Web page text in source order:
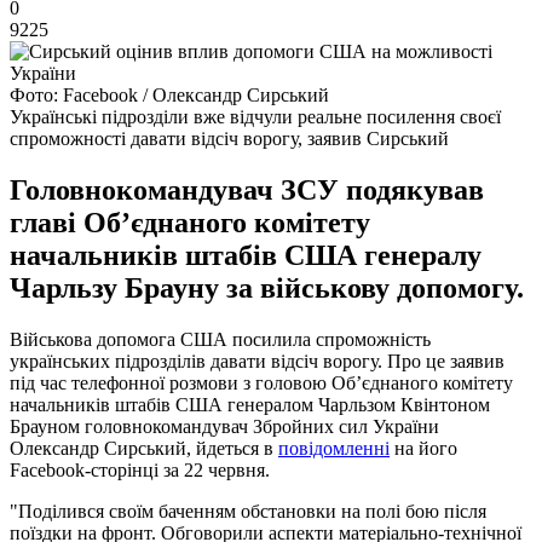
0
9225
Фото: Facebook / Олександр Сирський
Українські підрозділи вже відчули реальне посилення своєї
спроможності давати відсіч ворогу, заявив Сирський
Головнокомандувач ЗСУ подякував
главі Об’єднаного комітету
начальників штабів США генералу
Чарльзу Брауну за військову допомогу.
Військова допомога США посилила спроможність
українських підрозділів давати відсіч ворогу. Про це заявив
під час телефонної розмови з головою Об’єднаного комітету
начальників штабів США генералом Чарльзом Квінтоном
Брауном головнокомандувач Збройних сил України
Олександр Сирський, йдеться в повідомленні на його
Facebook-сторінці за 22 червня.
"Поділився своїм баченням обстановки на полі бою після
поїздки на фронт. Обговорили аспекти матеріально-технічної